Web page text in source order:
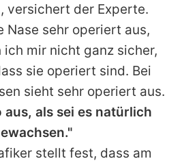
, versichert der Experte.
Nase sehr operiert aus,
ich mir nicht ganz sicher,
sie operiert sind. Bei
sieht sehr operiert aus.
aus, als sei es natürlich
stellt fest, dass am